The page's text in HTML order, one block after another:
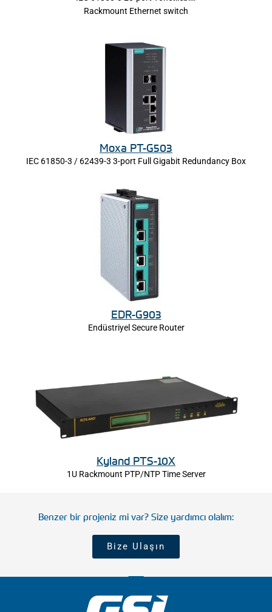
Rackmount Ethernet switch
Moxa PT-G503
IEC 61850-3 / 62439-3 3-port Full Gigabit Redundancy Box
EDR-G903
Endüstriyel Secure Router
Kyland PTS-10X
1U Rackmount PTP/NTP Time Server
Benzer bir projeniz mi var? Size yardımcı olalım:
Bize Ulaşın